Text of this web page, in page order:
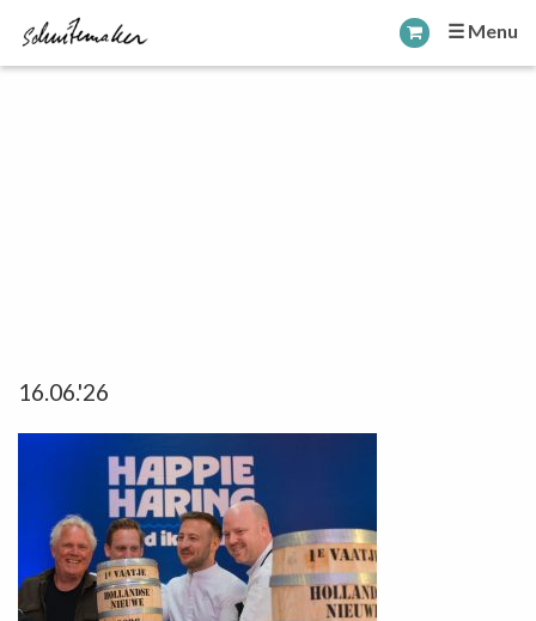
☰ Menu
16.06.'26